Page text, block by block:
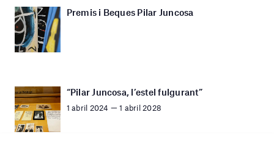
Premis i Beques Pilar Juncosa
“Pilar Juncosa, l’estel fulgurant”
1 abril 2024 — 1 abril 2028